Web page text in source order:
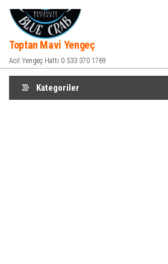
İçeriğe
atla
Toptan Mavi Yengeç
Acil Yengeç Hattı 0 533 370 1769
Kategoriler